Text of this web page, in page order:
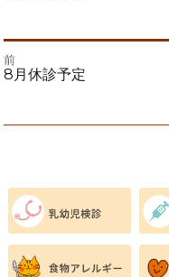
投
ビ
ゲ
ー
前
前
8月休診予定
投